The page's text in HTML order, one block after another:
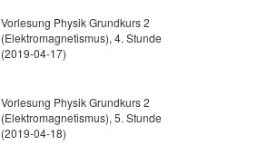
Vorlesung Physik Grundkurs 2
(Elektromagnetismus), 4. Stunde
(2019-04-17)
Vorlesung Physik Grundkurs 2
(Elektromagnetismus), 5. Stunde
(2019-04-18)